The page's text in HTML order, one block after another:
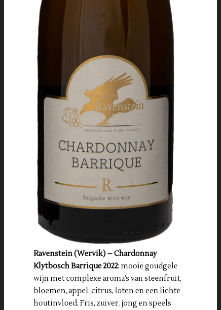
Ravenstein (Wervik) – Chardonnay
Klytbosch Barrique 2022: mooie goudgele
wijn met complexe aroma’s van steenfruit,
bloemen, appel, citrus, loten en een lichte
houtinvloed. Fris, zuiver, jong en speels